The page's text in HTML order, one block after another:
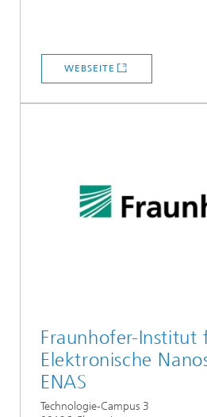
WEBSEITE
Fraunhofer-Institut
Elektronische
ENAS
Technologie-Campus 3